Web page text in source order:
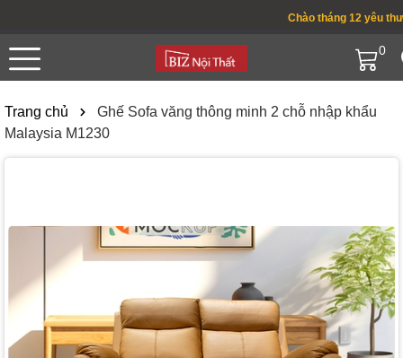
Chào tháng 12 yêu
0
Trang chủ
Ghế Sofa văng thông minh 2 chỗ nhập khẩu
Malaysia M1230